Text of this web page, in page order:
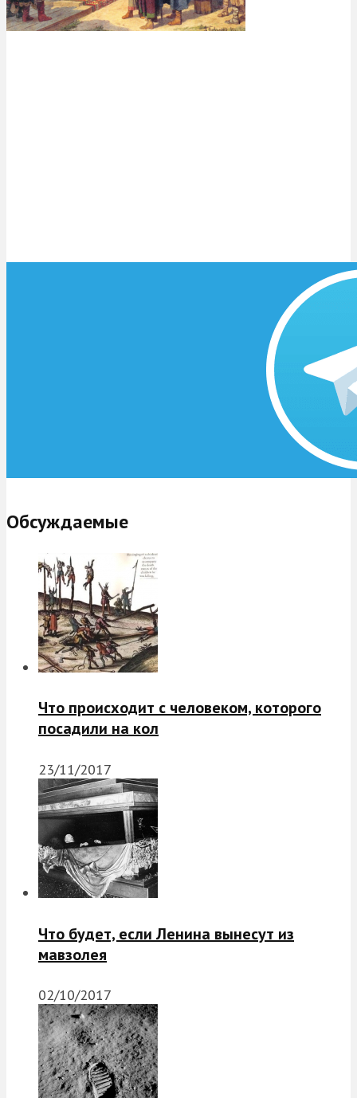
Обсуждаемые
Что происходит с человеком, которого
посадили на кол
23/11/2017
Что будет, если Ленина вынесут из
мавзолея
02/10/2017